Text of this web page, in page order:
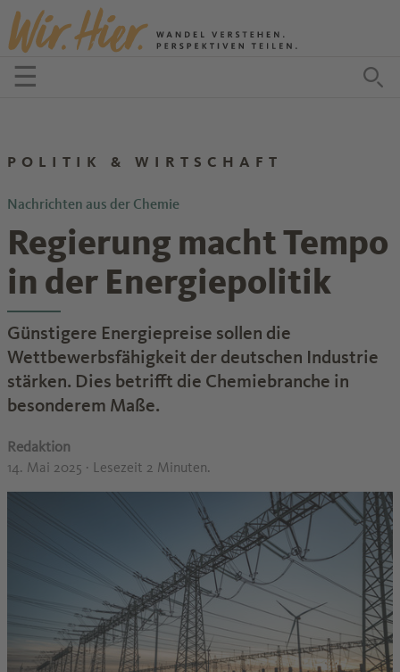
Zum Inhalt springen
☰Menü öffnen
POLITIK & WIRTSCHAFT
Nachrichten aus der Chemie
Regierung macht Tempo
in der Energiepolitik
Günstigere Energiepreise sollen die
Wettbewerbsfähigkeit der deutschen Industrie
stärken. Dies betrifft die Chemiebranche in
besonderem Maße.
Redaktion
14. Mai 2025 · Lesezeit 2 Minuten.